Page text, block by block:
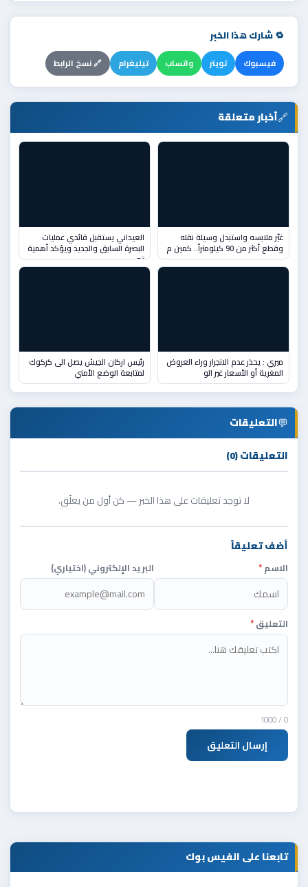
🔁 شارك هذا الخبر
فيسبوك تويتر واتساب تيليغرام 🔗 نسخ الرابط
🔗أخبار متعلقة
غيّر ملابسه واستبدل وسيلة نقله
وقطع أكثر من 90 كيلومتراً.. كمين م
العيداني يستقبل قائدي عمليات
البصرة السابق والجديد ويؤكد أهمية
تع
ميري : يحذر عدم الانجرار وراء العروض
المغرية أو الأسعار غير الو
رئيس اركان الجيش يصل الى كركوك
لمتابعة الوضع الأمني
💬التعليقات
التعليقات (0)
لا توجد تعليقات على هذا الخبر — كن أول من يعلّق.
أضف تعليقاً
الاسم* البريد الإلكتروني (اختياري)
التعليق*
0
/ 1000
إرسال التعليق
تابعنا على الفيس بوك